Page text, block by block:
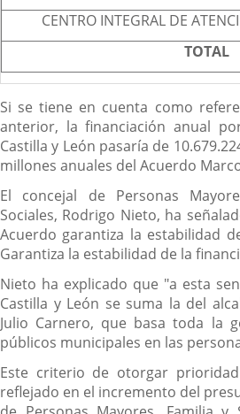
CENTRO INTEGRAL DE
TOTAL
Si se tiene en cuenta como
anterior, la financiación anual
Castilla y León pasaría de
millones anuales del Acuerdo
El concejal de Personas
Sociales, Rodrigo Nieto, ha
Acuerdo garantiza la estabilidad
Garantiza la estabilidad de la
Nieto ha explicado que "a esta
Castilla y León se suma la del
Julio Carnero, que basa toda la
públicos municipales en las
Este criterio de otorgar
reflejado en el incremento del